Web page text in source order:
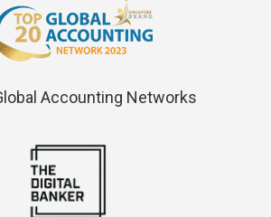
Accounting Networks